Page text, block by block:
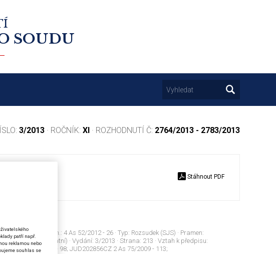
SOUDU
3/2013 · ROČNÍK: XI · ROZHODNUTÍ Č: 2764/2013 - 2783/2013
Stáhnout PDF
2764/2013 · Sp. zn.: 4 As 52/2012 - 26· Typ: Rozsudek (SJS) · Pramen:
soud - senát (ostatní) · Vydání: 3/2013 · Strana: 213 · Vztah k předpisu:
3 Azs 33/2004 - 98; JUD202856CZ 2 As 75/2009 - 113;
patří např.
reklamou nebo
souhlas se